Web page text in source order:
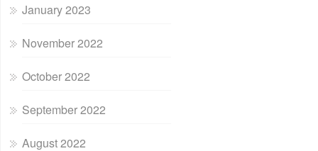
January 2023
November 2022
October 2022
September 2022
August 2022